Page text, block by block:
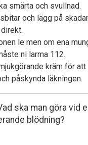
smärta och svullnad.
och lägg på
le men om ena
ni larma 112.
kräm för att
påskynda läkningen.
ska man göra vid
blödning?